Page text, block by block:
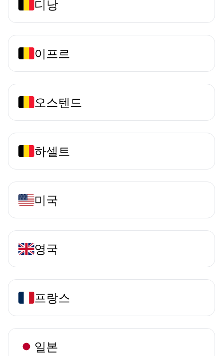
디낭
이프르
오스텐드
하셀트
미국
영국
프랑스
일본